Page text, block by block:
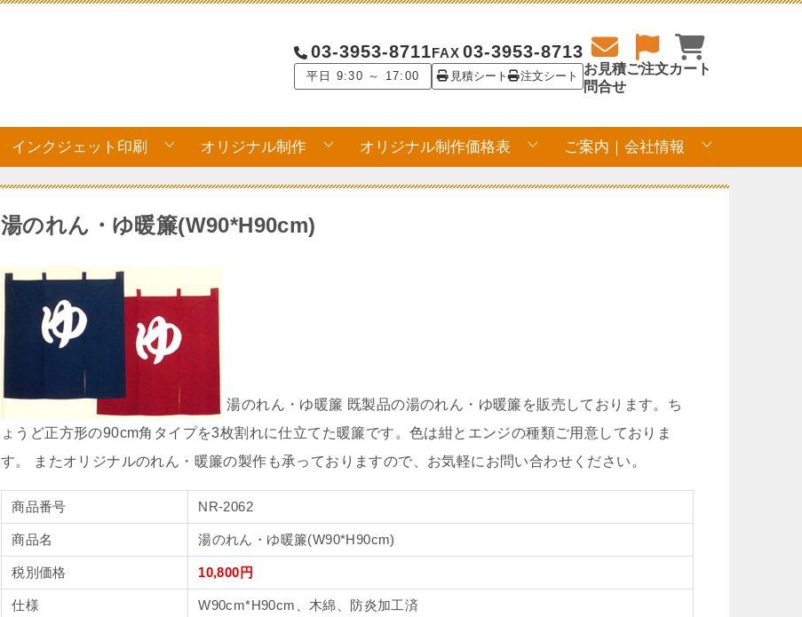
03-3953-8711
平日 9:30 ～ 17:00
FAX 03-3953-8713
見積シート 注文シート
お見積
問合せ
ご注文カート
インクジェット印刷 オリジナル制作 オリジナル制作価格表 ご案内｜会社情報
湯のれん・ゆ暖簾(W90*H90cm)
湯のれん・ゆ暖簾 既製品の湯のれん・ゆ暖簾を販売しております。ち
ょうど正方形の90cm角タイプを3枚割れに仕立てた暖簾です。色は紺とエンジの種類ご用意しておりま
す。 またオリジナルのれん・暖簾の製作も承っておりますので、お気軽にお問い合わせください。
商品番号 NR-2062
商品名 湯のれん・ゆ暖簾(W90*H90cm)
税別価格 10,800円
仕様 W90cm*H90cm、木綿、防炎加工済